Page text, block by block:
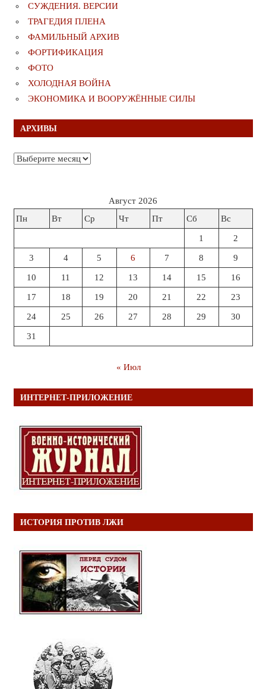
СУЖДЕНИЯ. ВЕРСИИ
ТРАГЕДИЯ ПЛЕНА
ФАМИЛЬНЫЙ АРХИВ
ФОРТИФИКАЦИЯ
ФОТО
ХОЛОДНАЯ ВОЙНА
ЭКОНОМИКА И ВООРУЖЁННЫЕ СИЛЫ
АРХИВЫ
Архивы
Август 2026
Пн
Вт Ср Чт Пт Сб Вс
1 2
3 4 5 6 7 8 9
10 11 12 13 14 15 16
17 18 19 20 21 22 23
24 25 26 27 28 29 30
31
« Июл
ИНТЕРНЕТ-ПРИЛОЖЕНИЕ
ИСТОРИЯ ПРОТИВ ЛЖИ